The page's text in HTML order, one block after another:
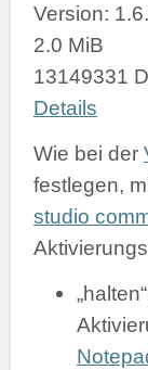
Version:
2.0 MiB
13149331
Details
Wie bei der
festlegen,
studio